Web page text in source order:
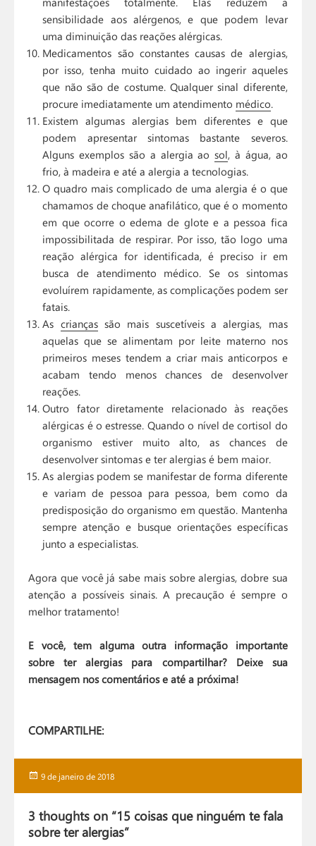
sensibilidade aos alérgenos, e que podem levar
uma diminuição das reações alérgicas.
Medicamentos são constantes causas de alergias,
por isso, tenha muito cuidado ao ingerir aqueles
que não são de costume. Qualquer sinal diferente,
procure imediatamente um atendimento médico.
Existem algumas alergias bem diferentes e que
podem apresentar sintomas bastante severos.
Alguns exemplos são a alergia aosol, à água, ao
frio, à madeira e até a alergia a tecnologias.
O quadro mais complicado de uma alergia é o que
chamamos de choque anafilático, que é o momento
em que ocorre o edema de glote e a pessoa fica
impossibilitada de respirar. Por isso, tão logo uma
reação alérgica for identificada, é preciso ir em
busca de atendimento médico. Se os sintomas
evoluírem rapidamente, as complicações podem ser
fatais.
As criançassão mais suscetíveis a alergias, mas
aquelas que se alimentam por leite materno nos
primeiros meses tendem a criar mais anticorpos e
acabam tendo menos chances de desenvolver
reações.
Outro fator diretamente relacionado às reações
alérgicas é o estresse. Quando o nível de cortisol do
organismo estiver muito alto, as chances de
desenvolver sintomas e ter alergias é bem maior.
As alergias podem se manifestar de forma diferente
e variam de pessoa para pessoa, bem como da
predisposição do organismo em questão. Mantenha
sempre atenção e busque orientações específicas
junto a especialistas.
Agora que você já sabe mais sobre alergias, dobre sua
atenção a possíveis sinais. A precaução é sempre o
melhor tratamento!
E você, tem alguma outra informação importante
sobre ter alergias para compartilhar? Deixe sua
mensagem nos comentários e até a próxima!
COMPARTILHE:
Publicado
9 de janeiro de 2018
3 thoughts on “15 coisas que ninguém te fala
sobre ter alergias”